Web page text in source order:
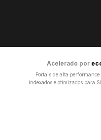
Acelerado por
Portais de alta
indexados e otimizados para